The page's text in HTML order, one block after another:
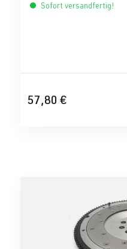
Sofort versandfertig!
57,80 €